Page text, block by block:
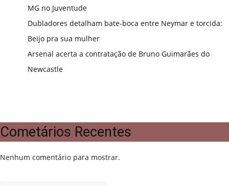
MG no Juventude
Dubladores detalham bate-boca entre Neymar e torcida:
Beijo pra sua mulher
Arsenal acerta a contratação de Bruno Guimarães do
Newcastle
Cometários Recentes
Nenhum comentário para mostrar.